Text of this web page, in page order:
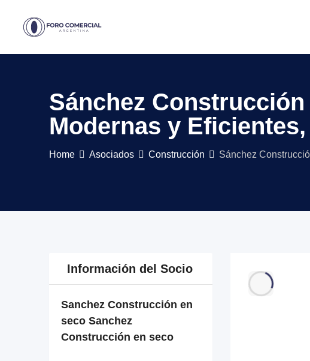
Sánchez
Modernas y
Home Asociados Construcción Sánchez
Información del Socio
Sanchez Construcción en
seco Sanchez
Construcción en seco